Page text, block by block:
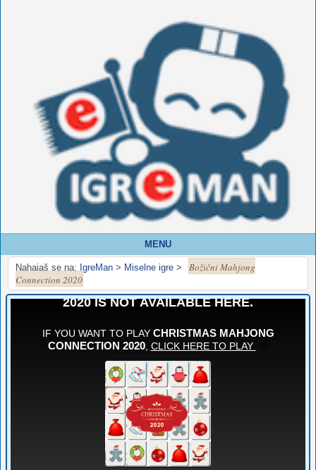
MENU
Nahajaš se na: IgreMan > Miselne igre >
Božični Mahjong
Connection 2020